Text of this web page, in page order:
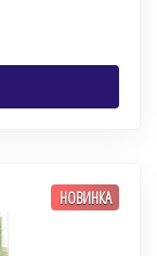
НОВИНКА